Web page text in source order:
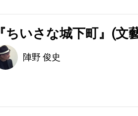
『ちいさな城下町』(文
陣野 俊史